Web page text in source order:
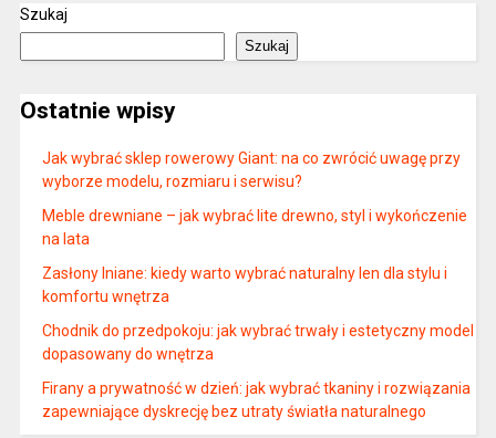
Szukaj
Szukaj
Ostatnie wpisy
Jak wybrać sklep rowerowy Giant: na co zwrócić uwagę przy
wyborze modelu, rozmiaru i serwisu?
Meble drewniane – jak wybrać lite drewno, styl i wykończenie
na lata
Zasłony lniane: kiedy warto wybrać naturalny len dla stylu i
komfortu wnętrza
Chodnik do przedpokoju: jak wybrać trwały i estetyczny model
dopasowany do wnętrza
Firany a prywatność w dzień: jak wybrać tkaniny i rozwiązania
zapewniające dyskrecję bez utraty światła naturalnego